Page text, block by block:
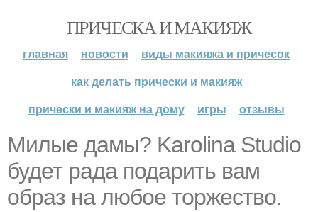
ПРИЧЕСКА И МАКИЯЖ
главная новости
виды макияжа и причесок
как делать прически и макияж
прически и макияж на дому
игры отзывы
Милые дамы? Karolina Studio
будет рада подарить вам
образ на любое торжество.